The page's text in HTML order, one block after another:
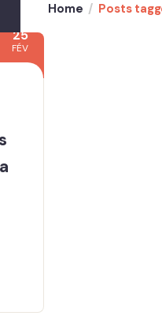
Home Posts
25
FÉV